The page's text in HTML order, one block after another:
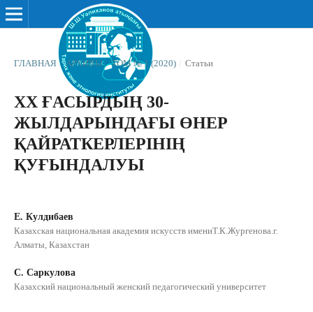
ГЛАВНАЯ / АРХИВЫ / ТОМ № 1 (2020) / Статьи
ХХ ҒАСЫРДЫҢ 30-
ЖЫЛДАРЫНДАҒЫ ӨНЕР
ҚАЙРАТКЕРЛЕРІНІҢ
ҚУҒЫНДАЛУЫ
Е. Кулдибаев
Казахская национальная академия искусств имениТ.К.Жургенова.г.
Алматы, Казахстан
С. Саркулова
Казахский национальный женский педагогический университет